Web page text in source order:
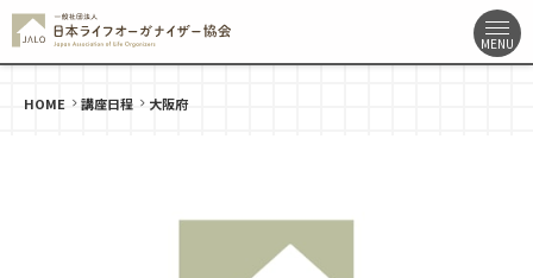
HOME 講座日程 大阪府